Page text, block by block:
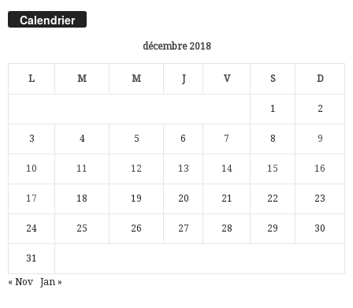
Calendrier
décembre 2018
L M M J V S D
1 2
3 4 5 6 7 8 9
10 11 12 13 14 15 16
17 18 19 20 21 22 23
24 25 26 27 28 29 30
31
« Nov Jan »